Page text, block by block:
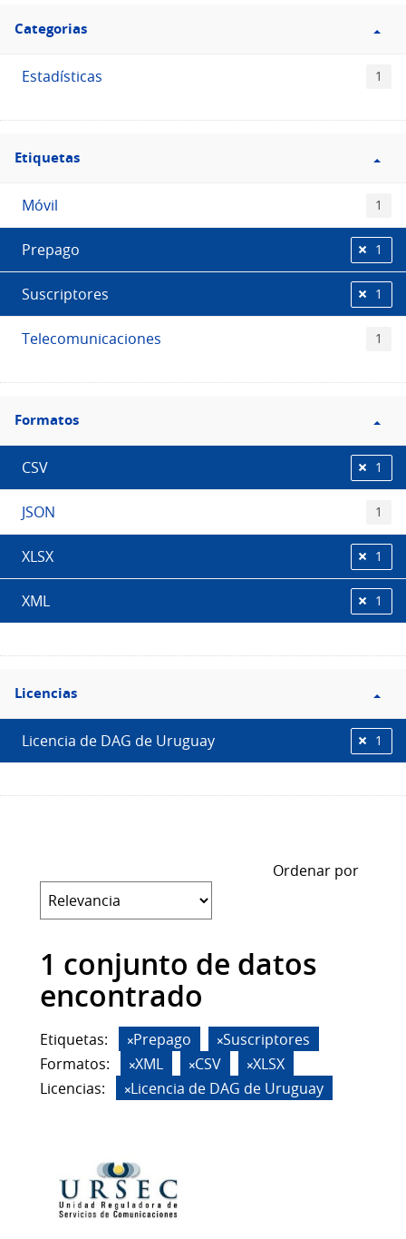
Filtro
Categorias
Categorias
Estadísticas 1
Filtro
Etiquetas
Etiquetas
Móvil 1
Prepago 1
Suscriptores 1
Telecomunicaciones 1
Filtro
Formatos
Formatos
CSV 1
JSON 1
XLSX 1
XML 1
Filtro
Licencias
Licencias
Licencia de DAG de Uruguay 1
Ordenar por
1 conjunto de datos
encontrado
Etiquetas: Prepago
Suscriptores
Formatos:
XML CSV
XLSX
Licencias:
Licencia de DAG de Uruguay